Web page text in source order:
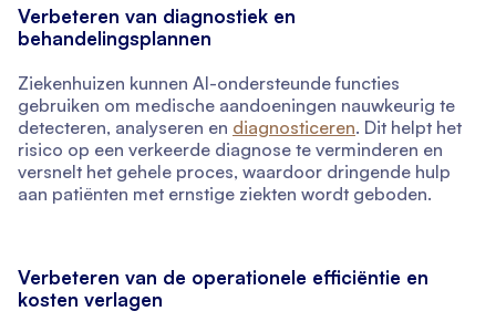
Verbeteren van diagnostiek en
behandelingsplannen
Ziekenhuizen kunnen AI-ondersteunde functies
gebruiken om medische aandoeningen nauwkeurig te
detecteren, analyseren en diagnosticeren. Dit helpt het
risico op een verkeerde diagnose te verminderen en
versnelt het gehele proces, waardoor dringende hulp
aan patiënten met ernstige ziekten wordt geboden.
Verbeteren van de operationele efficiëntie en
kosten verlagen